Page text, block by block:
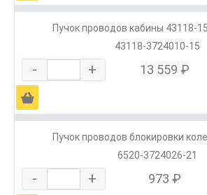
Пучок проводов кабины 43118-15
43118-3724010-15
- + 13 559 ₽
Ä
Пучок проводов блокировки
6520-3724026-21
- + 973 ₽